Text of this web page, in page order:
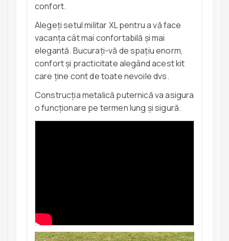
confort.
Alegeți setul militar XL pentru a vă face
vacanța cât mai confortabilă și mai
elegantă. Bucurați-vă de spațiu enorm,
confort și practicitate alegând acest kit
care ține cont de toate nevoile dvs.
Construcția metalică puternică va asigura
o funcționare pe termen lung și sigură.